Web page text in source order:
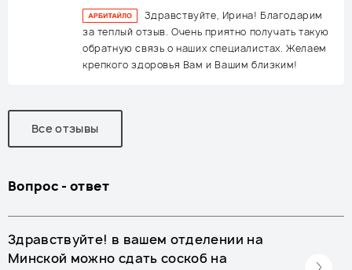
Здравствуйте, Ирина! Благодарим
за теплый отзыв. Очень приятно получать такую
обратную связь о наших специалистах. Желаем
крепкого здоровья Вам и Вашим близким!
Все отзывы
Вопрос - ответ
Здравствуйте! в вашем отделении на
Минской можно сдать соскоб на